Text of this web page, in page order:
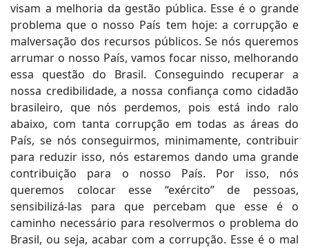
visam a melhoria da gestão pública. Esse é o grande
problema que o nosso País tem hoje: a corrupção e
malversação dos recursos públicos. Se nós queremos
arrumar o nosso País, vamos focar nisso, melhorando
essa questão do Brasil. Conseguindo recuperar a
nossa credibilidade, a nossa confiança como cidadão
brasileiro, que nós perdemos, pois está indo ralo
abaixo, com tanta corrupção em todas as áreas do
País, se nós conseguirmos, minimamente, contribuir
para reduzir isso, nós estaremos dando uma grande
contribuição para o nosso País. Por isso, nós
queremos colocar esse “exército” de pessoas,
sensibilizá-las para que percebam que esse é o
caminho necessário para resolvermos o problema do
Brasil, ou seja, acabar com a corrupção. Esse é o mal